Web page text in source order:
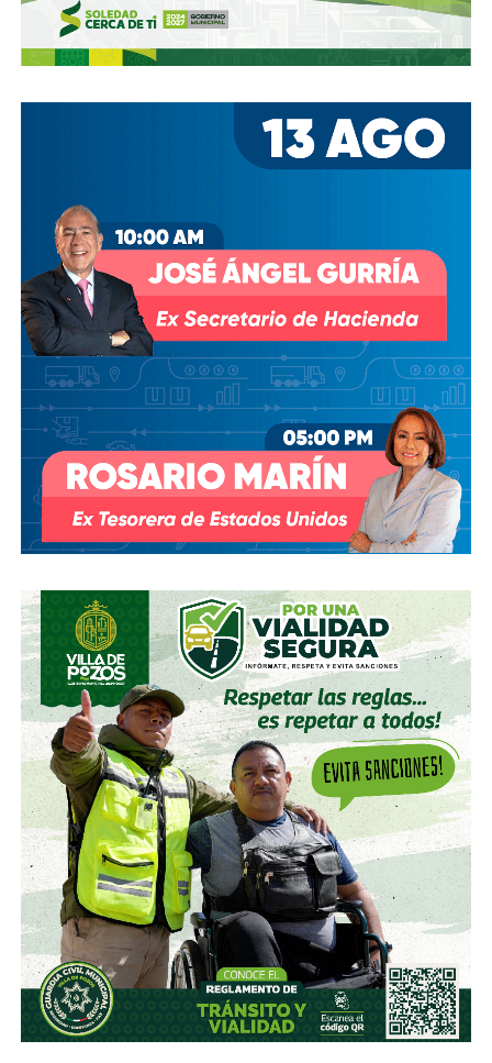
Se le atribuye a Mark Twain la afirmación:
“Lo que te
mete en problemas no es lo que no sabes, es lo que
cierto”. Así nos está pasando.
El remedio no lo tenemos, pero primero hubo fiebre
la vista de todos.
Una cosa más, Culto Público y con esto cierro:En lo
seguro no hay misterio, y cuando no hay camino…”se
hace camino al andar “ escribió Antonio Machado.
Por lo tanto, seguro que nos llamarán locos, (lo bueno es
que la cordura nos cae gorda y a mi me han dicho más feo)
seguro incomodaremos a algunos o a muchos,
seguro habrá tropiezos y errores.
Lo que les prometo es que no habrá arrepentimiento.
El afán es honesto. Desde La Orquesta quiero contribuir a
la construcción de un mástil, vela y timón con el que
estamos, y que surque los mares de eso que chocará de
frente, fuerte y rapidísimo,eso de lo que no tenemos
remota idea de lo que es, ni de lo cerca que pueda
estar, pero -les aseguro- viene.
Yo soy Jorge Saldaña.